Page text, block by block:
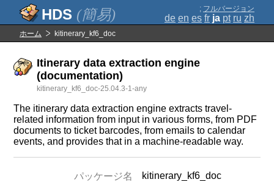
(簡易) ; フルバージョン
de en es fr ja pt ru zh
ホーム kitinerary_kf6_doc
Itinerary data extraction engine
(documentation)
kitinerary_kf6_doc-25.04.3-1-any
The itinerary data extraction engine extracts travel-
related information from input in various forms, from PDF
documents to ticket barcodes, from emails to calendar
events, and provides that in a machine-readable way.
パッケージ名
kitinerary_kf6_doc